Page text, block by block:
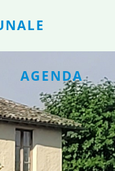
AGENDA